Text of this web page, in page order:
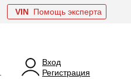
VIN Помощь эксперта
Вход
Регистрация